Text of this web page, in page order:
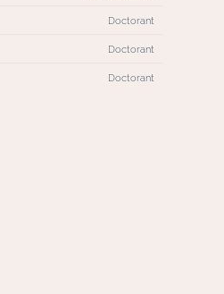
Doctorant
Doctorant
Doctorant